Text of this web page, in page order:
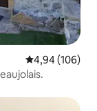
Évaluation
4,94 (106)
de Lyon, Haut Beaujolais.